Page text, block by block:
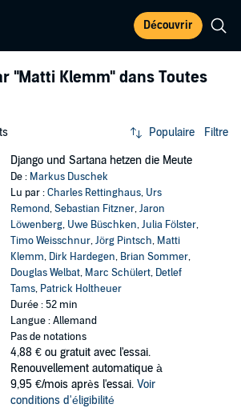
Découvrir
"Matti Klemm" dans Toutes
Populaire Filtre
Django und Sartana hetzen die Meute
De : Markus Duschek
Lu par :Charles Rettinghaus, Urs
Remond,Sebastian Fitzner,Jaron
Löwenberg, Uwe Büschken,Julia Fölster,
Timo Weisschnur,Jörg Pintsch, Matti
Klemm, Dirk Hardegen, Brian Sommer,
Douglas Welbat, Marc Schülert, Detlef
Tams, Patrick Holtheuer
Durée : 52 min
Langue : Allemand
Pas de notations
4,88 € ou gratuit avec l'essai.
Renouvellement automatique à
9,95 €/mois après l'essai. Voir
conditions d'éligibilité